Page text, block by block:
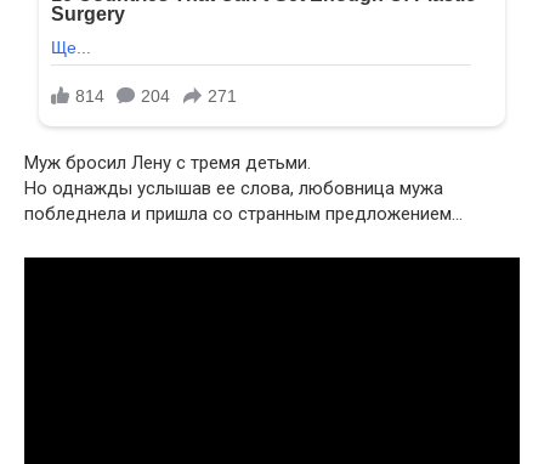
Муж бросил Лену с тремя детьми.
Но однажды услышав ее слова, любовница мужа
побледнела и пришла со странным предложением…